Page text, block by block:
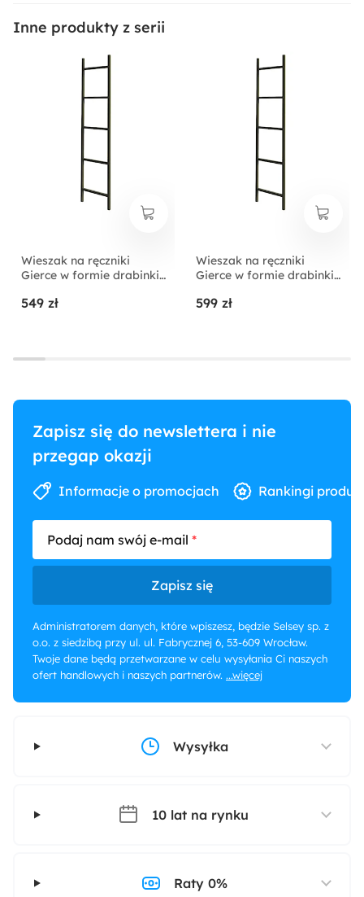
Inne produkty z serii
Wieszak na ręczniki
Gierce w formie drabinki
549 zł
Wieszak na ręczniki
Gierce w formie drabinki
599 zł
Zapisz się do newslettera i nie
przegap okazji
Informacje o promocjach Rankingi
Podaj nam swój e-mail
Zapisz się
Administratorem danych, które wpiszesz, będzie Selsey sp. z
o.o. z siedzibą przy ul. ul. Fabrycznej 6, 53-609 Wrocław.
Twoje dane będą przetwarzane w celu wysyłania Ci naszych
ofert handlowych i naszych partnerów. ...więcej
Wysyłka
10 lat na rynku
Raty 0%